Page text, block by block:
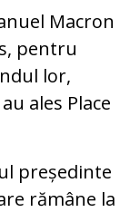
Macron
pentru
lor,
ales Place
președinte
rămâne la